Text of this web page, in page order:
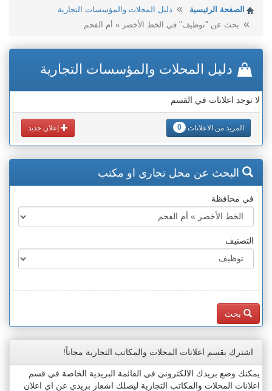
الصفحة الرئيسية
دليل المحلات والمؤسسات التجارية
بحث عن "توظيف" في الخط الأخضر » أم الفحم
دليل المحلات والمؤسسات التجارية
لا توجد اعلانات في القسم
المزيد من الاعلانات 0 إعلان جديد
البحث عن محل تجاري او مكتب
في محافظة
التصنيف
بحث
اشترك بقسم اعلانات المحلات والمكاتب التجارية مجاناً!
يمكنك وضع بريدك الالكتروني في القائمة البريدية الخاصة في قسم
اعلانات المحلات والمكاتب التجارية ليصلك اشعار بريدي عن اي اعلان